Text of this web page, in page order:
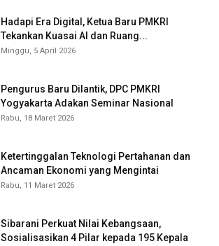
Hadapi Era Digital, Ketua Baru PMKRI
Tekankan Kuasai AI dan Ruang...
Minggu, 5 April 2026
Pengurus Baru Dilantik, DPC PMKRI
Yogyakarta Adakan Seminar Nasional
Rabu, 18 Maret 2026
Ketertinggalan Teknologi Pertahanan dan
Ancaman Ekonomi yang Mengintai
Rabu, 11 Maret 2026
Sibarani Perkuat Nilai Kebangsaan,
Sosialisasikan 4 Pilar kepada 195 Kepala